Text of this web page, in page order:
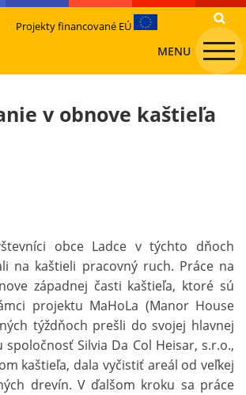
Projekty financované EÚ
MENU
v obnove kaštieľa
obce Ladce v týchto dňoch
na kaštieli pracovný ruch. Práce na
západnej časti kaštieľa, ktoré sú
projektu MaHoLa (Manor House
týždňoch prešli do svojej hlavnej
spoločnosť Silvia Da Col Heisar, s.r.o.,
kaštieľa, dala vyčistiť areál od veľkej
drevín. V ďalšom kroku sa práce